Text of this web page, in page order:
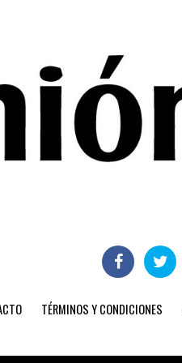
TÉRMINOS Y CONDICIONES